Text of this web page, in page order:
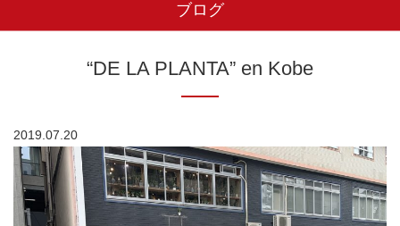
ブログ
“DE LA PLANTA” en Kobe
2019.07.20